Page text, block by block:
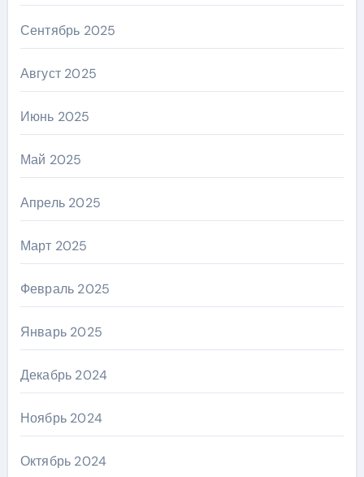
Сентябрь 2025
Август 2025
Июнь 2025
Май 2025
Апрель 2025
Март 2025
Февраль 2025
Январь 2025
Декабрь 2024
Ноябрь 2024
Октябрь 2024